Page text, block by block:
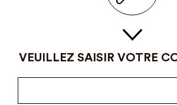
VEUILLEZ SAISIR VOTRE